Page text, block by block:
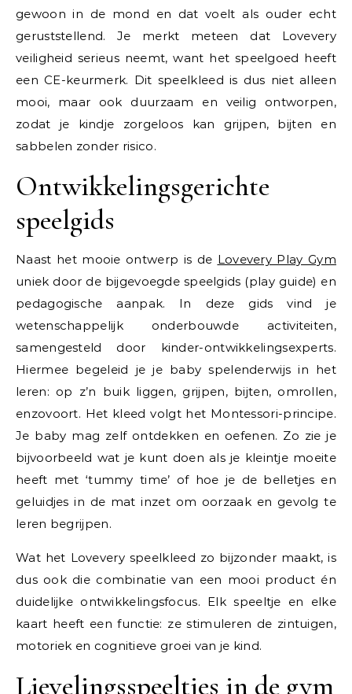
gewoon in de mond en dat voelt als ouder echt
geruststellend. Je merkt meteen dat Lovevery
veiligheid serieus neemt, want het speelgoed heeft
een CE-keurmerk. Dit speelkleed is dus niet alleen
mooi, maar ook duurzaam en veilig ontworpen,
zodat je kindje zorgeloos kan grijpen, bijten en
sabbelen zonder risico.
Ontwikkelingsgerichte
speelgids
Naast het mooie ontwerp is de Lovevery Play Gym
uniek door de bijgevoegde speelgids (play guide) en
pedagogische aanpak. In deze gids vind je
wetenschappelijk onderbouwde activiteiten,
samengesteld door kinder-ontwikkelingsexperts.
Hiermee begeleid je je baby spelenderwijs in het
leren: op z’n buik liggen, grijpen, bijten, omrollen,
enzovoort. Het kleed volgt het Montessori-principe.
Je baby mag zelf ontdekken en oefenen. Zo zie je
bijvoorbeeld wat je kunt doen als je kleintje moeite
heeft met ‘tummy time’ of hoe je de belletjes en
geluidjes in de mat inzet om oorzaak en gevolg te
leren begrijpen.
Wat het Lovevery speelkleed zo bijzonder maakt, is
dus ook die combinatie van een mooi product én
duidelijke ontwikkelingsfocus. Elk speeltje en elke
kaart heeft een functie: ze stimuleren de zintuigen,
motoriek en cognitieve groei van je kind.
Lievelingsspeeltjes in de gym